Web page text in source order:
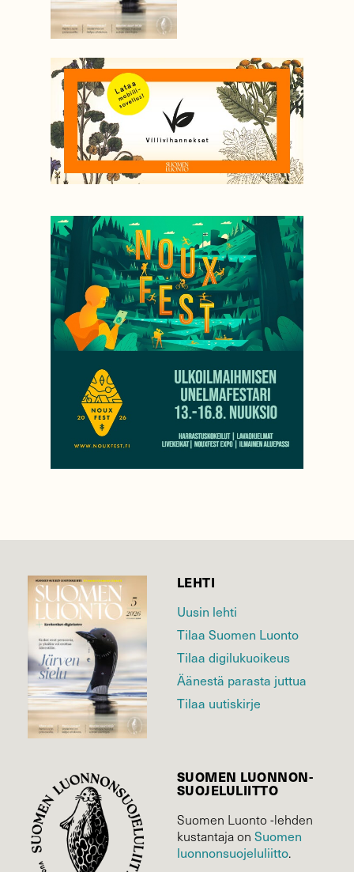
LEHTI
Uusin lehti
Tilaa Suomen Luonto
Tilaa digilukuoikeus
Äänestä parasta juttua
Tilaa uutiskirje
SUOMEN LUONNON­
SUOJELU­LIITTO
Suomen Luonto -lehden
kustantaja on Suomen
luonnonsuojelu­liitto.